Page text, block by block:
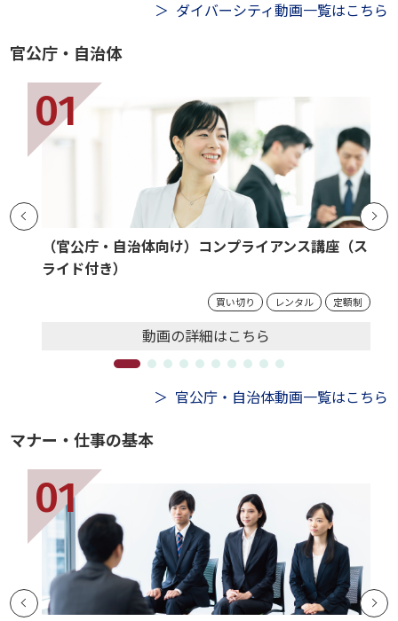
ダイバーシティ動画一覧はこちら
官公庁・自治体
（官公庁・自治体向け）コンプライアンス講座（ス
ライド付き）
買い切り レンタル 定額制
動画の詳細はこちら
官公庁・自治体動画一覧はこちら
マナー・仕事の基本